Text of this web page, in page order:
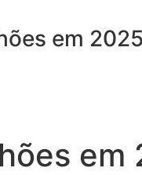
em 2025
em